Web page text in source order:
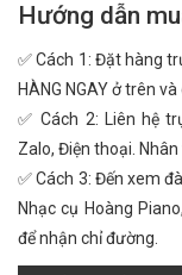
Hướng dẫn
✅ Cách 1: Đặt hàng
HÀNG NGAY ở trên
✅ Cách 2: Liên hệ
Zalo, Điện thoại. Nhân
✅ Cách 3: Đến xem
Nhạc cụ Hoàng
để nhận chỉ đường.